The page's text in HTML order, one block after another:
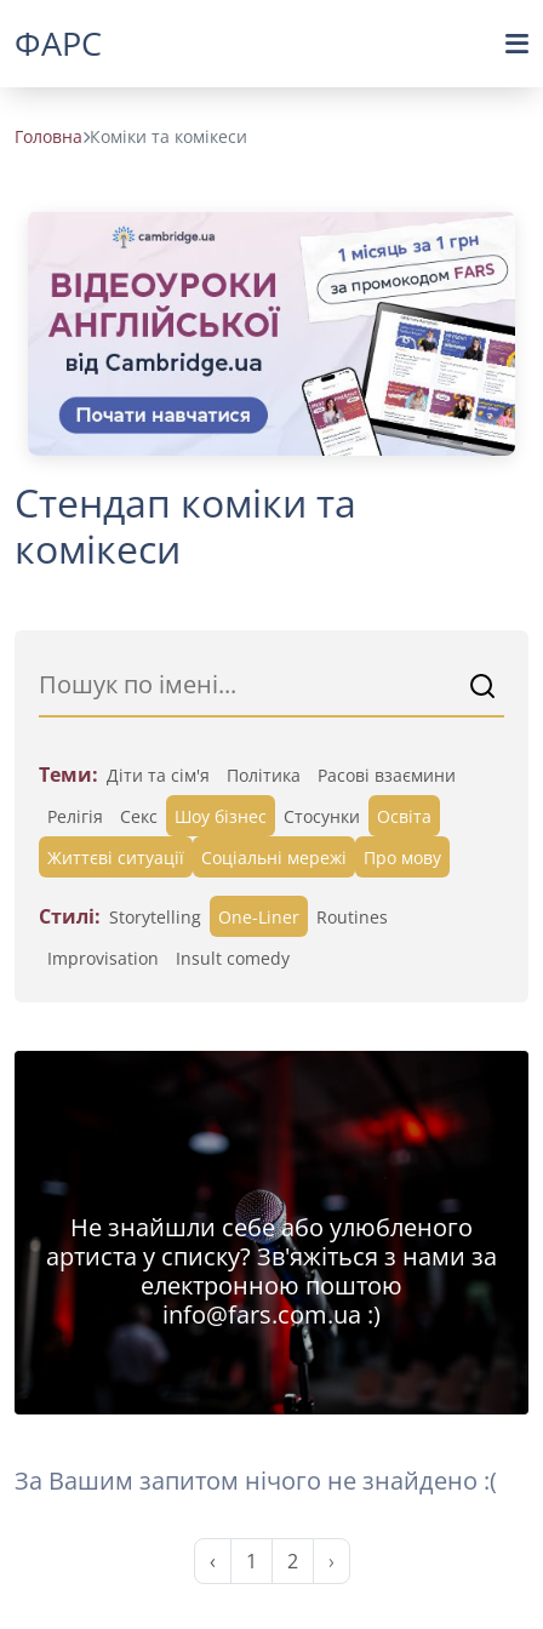
ФАРС
Головна Коміки та комікеси
Стендап коміки та
комікеси
Теми: Діти та сім'я Політика
Расові взаємини
Релігія
Секс Шоу бізнес Стосунки
Освіта
Життєві ситуації
Cоціальні мережі Про мову
Стилі: Storytelling One-Liner
Routines
Improvisation
Insult comedy
Не знайшли себе або улюбленого
артиста у списку? Зв'яжіться з нами за
електронною поштою
info@fars.com.ua :)
За Вашим запитом нічого не знайдено :(
‹ 1 2 ›